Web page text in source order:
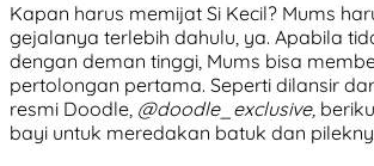
Kapan harus memijat Si Kecil? Mums
gejalanya terlebih dahulu, ya. Apabila
dengan deman tinggi, Mums bisa
pertolongan pertama. Seperti dilansir
resmi Doodle, @doodle_exclusive,
bayi untuk meredakan batuk dan